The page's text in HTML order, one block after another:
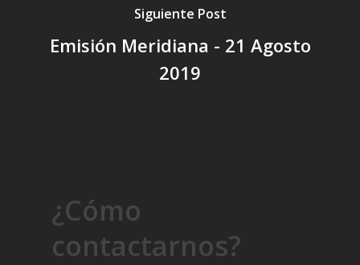
Siguiente Post
Emisión Meridiana - 21 Agosto
2019
¿Cómo
contactarnos?